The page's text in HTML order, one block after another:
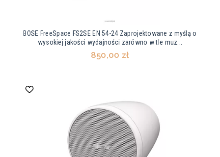
BOSE FreeSpace FS2SE EN 54-24 Zaprojektowane z myślą o
wysokiej jakości wydajności zarówno w tle muz...
850,00 zł